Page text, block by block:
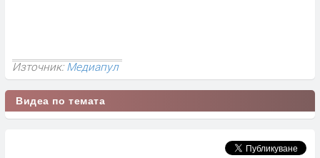
Източник:Медиапул
Видеа по темата